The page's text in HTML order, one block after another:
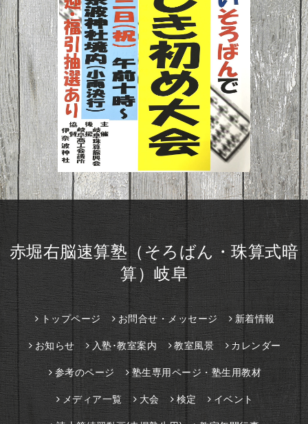
赤堀右脳速算塾（そろばん・珠算式暗
算）岐阜
トップページ お問合せ・メッセージ 新着情報
お知らせ 入塾･教室案内 教室風景 カレンダー
参考のページ 塾生専用ページ・塾生用教材
メディア一覧 大会 検定 イベント